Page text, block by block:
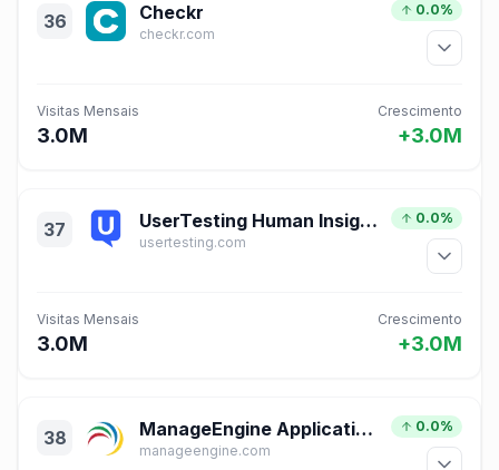
36 Checkr
checkr.com
0.0%
Visitas Mensais
3.0M
Crescimento
+3.0M
37 UserTesting Human Insight Platform
usertesting.com
0.0%
Visitas Mensais
3.0M
Crescimento
+3.0M
38 ManageEngine Applications Manager
manageengine.com
0.0%